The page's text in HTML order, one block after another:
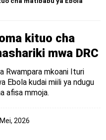
kituo cha
mwa DRC
Rwampara mkoani Ituri
Ebola kudai miili ya ndugu
afisa mmoja.
2026